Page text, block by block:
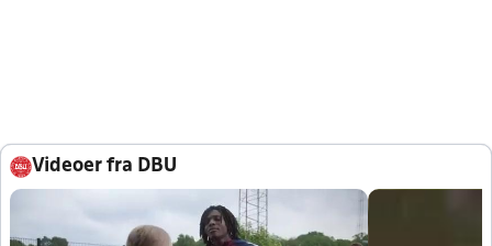
Videoer fra DBU